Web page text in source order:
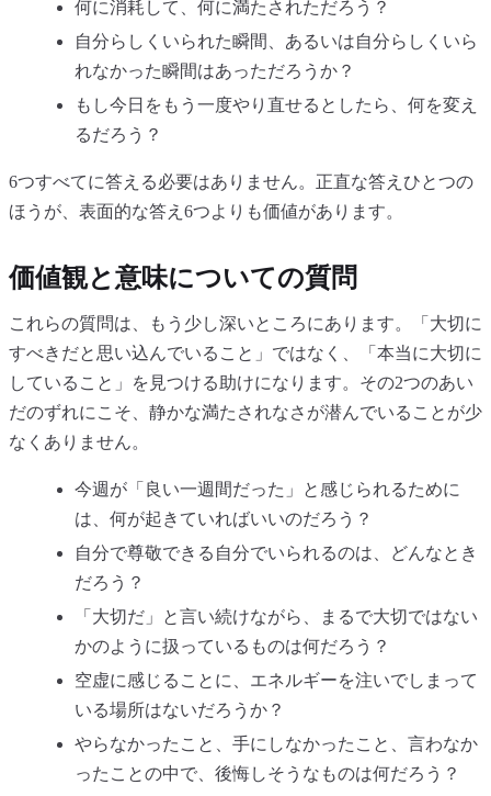
何に消耗して、何に満たされただろう？
自分らしくいられた瞬間、あるいは自分らしくいら
れなかった瞬間はあっただろうか？
もし今日をもう一度やり直せるとしたら、何を変え
るだろう？
6つすべてに答える必要はありません。正直な答えひとつの
ほうが、表面的な答え6つよりも価値があります。
価値観と意味についての質問
これらの質問は、もう少し深いところにあります。「大切に
すべきだと思い込んでいること」ではなく、「本当に大切に
していること」を見つける助けになります。その2つのあい
だのずれにこそ、静かな満たされなさが潜んでいることが少
なくありません。
今週が「良い一週間だった」と感じられるために
は、何が起きていればいいのだろう？
自分で尊敬できる自分でいられるのは、どんなとき
だろう？
「大切だ」と言い続けながら、まるで大切ではない
かのように扱っているものは何だろう？
空虚に感じることに、エネルギーを注いでしまって
いる場所はないだろうか？
やらなかったこと、手にしなかったこと、言わなか
ったことの中で、後悔しそうなものは何だろう？